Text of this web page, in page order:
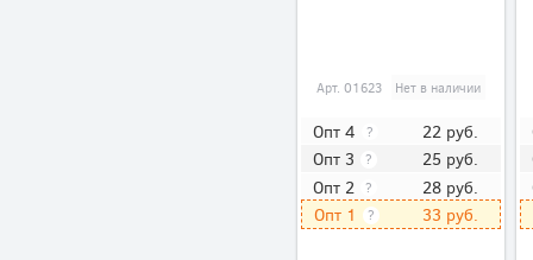
Арт.01623 Нет в наличии
Опт 4 ? 22 руб.
Опт 3 ? 25 руб.
Опт 2 ? 28 руб.
Опт 1 ? 33 руб.